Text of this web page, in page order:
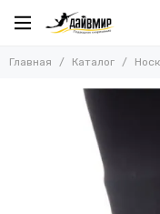
Носки и боты из
1 - 3,5 миллиметра
4 - 6 миллиметров
7 - 8 миллиметров
9 миллиметров
10 миллиметров
Главная Каталог